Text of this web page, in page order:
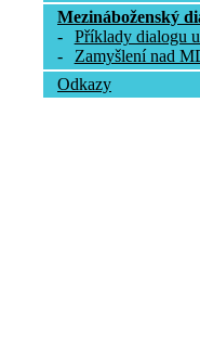
Mezináboženský
-
Příklady dialogu
-
Zamyšlení nad
Odkazy